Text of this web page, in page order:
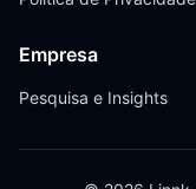
Empresa
Pesquisa e Insights